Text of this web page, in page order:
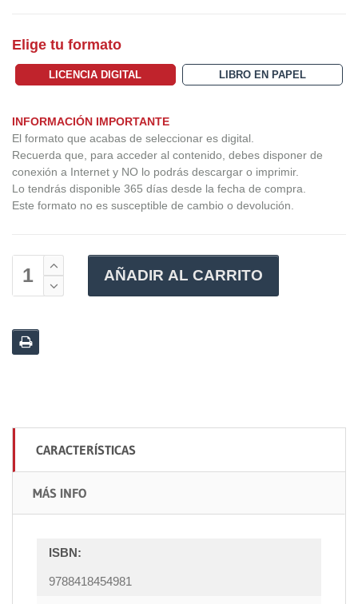
Elige tu formato
LICENCIA DIGITAL LIBRO EN PAPEL
INFORMACIÓN IMPORTANTE
El formato que acabas de seleccionar es digital.
Recuerda que, para acceder al contenido, debes disponer de
conexión a Internet y NO lo podrás descargar o imprimir.
Lo tendrás disponible 365 días desde la fecha de compra.
Este formato no es susceptible de cambio o devolución.
AÑADIR AL CARRITO
CARACTERÍSTICAS
MÁS INFO
ISBN:
9788418454981